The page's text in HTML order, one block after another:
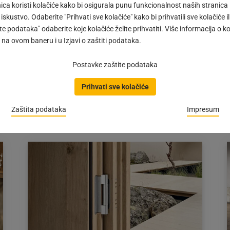
koristi kolačiće kako bi osigurala punu funkcionalnost naših stranica
Odaberite "Prihvati sve kolačiće" kako bi prihvatili sve kolačiće
podataka" odaberite koje kolačiće želite prihvatiti. Više informacija o
ovom baneru i u Izjavi o zaštiti podataka.
Postavke zaštite podataka
Prihvati sve kolačiće
Zaštita podataka Impresum
Ostakljivanje balkona/terase s Vitris
Atrivant 80
#IMPULS | Atrivant 80 – inovativni okov za
opcionalnim ublažavanjem krajnjeg položaja za…
objavljena
04.02.2026